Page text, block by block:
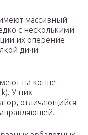
массивный
с несколькими
их оперение
дичи
на конце
У них
отличающийся